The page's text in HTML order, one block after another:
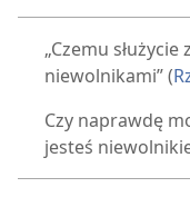
„Czemu
niewolnikami” (
Czy naprawdę
jesteś